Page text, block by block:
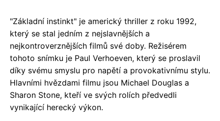
"Základní instinkt" je americký thriller z roku 1992,
který se stal jedním z nejslavnějších a
nejkontroverznějších filmů své doby. Režisérem
tohoto snímku je Paul Verhoeven, který se proslavil
díky svému smyslu pro napětí a provokativnímu stylu.
Hlavními hvězdami filmu jsou Michael Douglas a
Sharon Stone, kteří ve svých rolích předvedli
vynikající herecký výkon.